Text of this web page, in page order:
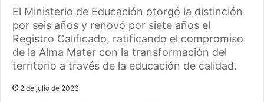
El Ministerio de Educación otorgó la distinción
por seis años y renovó por siete años el
Registro Calificado, ratificando el compromiso
de la Alma Mater con la transformación del
territorio a través de la educación de calidad.
2 de julio de 2026